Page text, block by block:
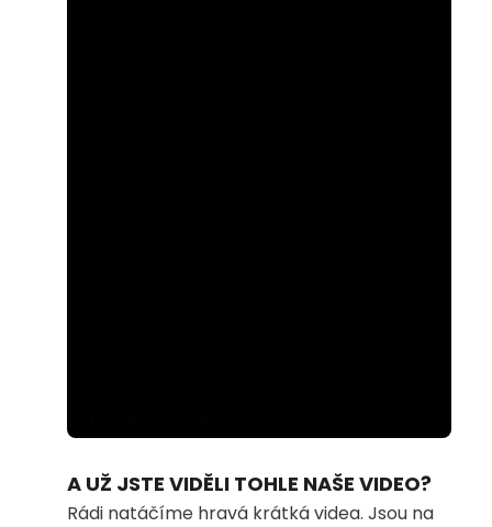
100.00%
A UŽ JSTE VIDĚLI TOHLE NAŠE VIDEO?
Rádi natáčíme hravá krátká videa. Jsou na